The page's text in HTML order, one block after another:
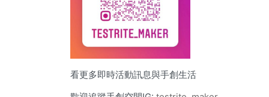
看更多即時活動訊息與手創生活